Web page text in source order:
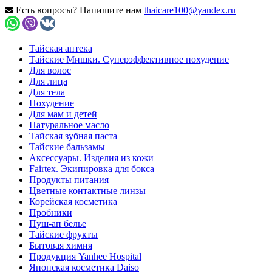
Есть вопросы? Напишите нам thaicare100@yandex.ru
Тайская аптека
Тайские Мишки. Суперэффективное похудение
Для волос
Для лица
Для тела
Похудение
Для мам и детей
Натуральное масло
Тайская зубная паста
Тайские бальзамы
Аксессуары. Изделия из кожи
Fairtex. Экипировка для бокса
Продукты питания
Цветные контактные линзы
Корейская косметика
Пробники
Пуш-ап белье
Тайские фрукты
Бытовая химия
Продукция Yanhee Hospital
Японская косметика Daiso